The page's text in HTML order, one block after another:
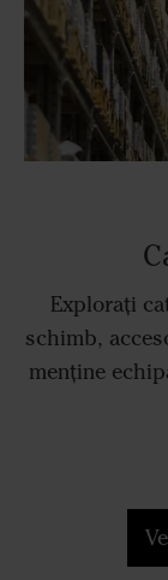
Explorați
schimb,
menține